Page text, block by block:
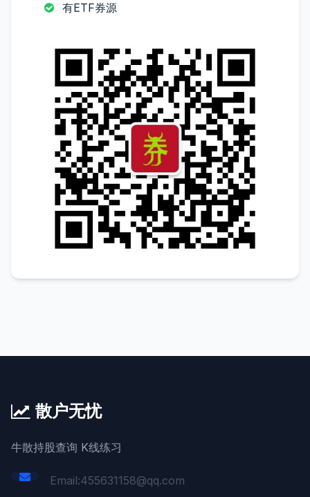
有ETF券源
散户无忧
牛散持股查询 K线练习
Email:455631158@qq.com